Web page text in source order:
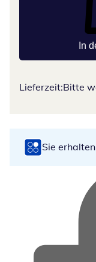
In
Lieferzeit:Bitte
Sie erhalten